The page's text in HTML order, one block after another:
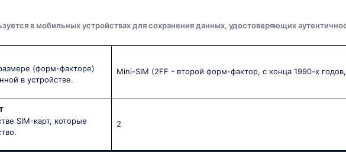
в мобильных устройствах для сохранения данных, удостоверяющих
(форм-факторе)
в устройстве.
Mini-SIM (2FF - второй форм-фактор, с конца 1990-х
SIM-карт, которые
2